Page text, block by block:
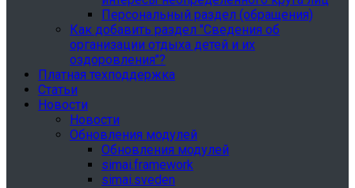
Персональный раздел (обращения)
Как добавить раздел "Сведения об
организации отдыха детей и их
оздоровления"?
Платная техподдержка
Статьи
Новости
Новости
Обновления модулей
Обновления модулей
simai.framework
simai.sveden